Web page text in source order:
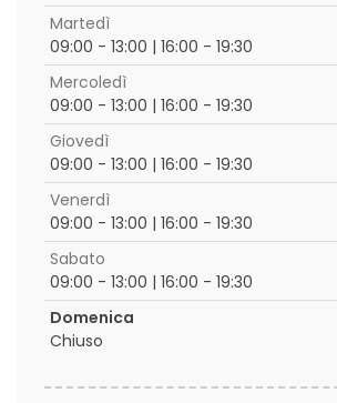
Martedì
09:00 - 13:00 | 16:00 - 19:30
Mercoledì
09:00 - 13:00 | 16:00 - 19:30
Giovedì
09:00 - 13:00 | 16:00 - 19:30
Venerdì
09:00 - 13:00 | 16:00 - 19:30
Sabato
09:00 - 13:00 | 16:00 - 19:30
Domenica
Chiuso